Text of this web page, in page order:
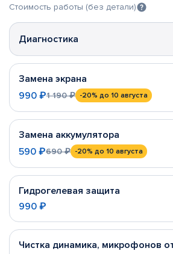
Стоимость работы (без детали)
Диагностика
Замена экрана
990 ₽1 190 ₽ -20% до 10 августа
Замена аккумулятора
590 ₽690 ₽ -20% до 10 августа
Гидрогелевая защита
990 ₽
Чистка динамика, микрофонов